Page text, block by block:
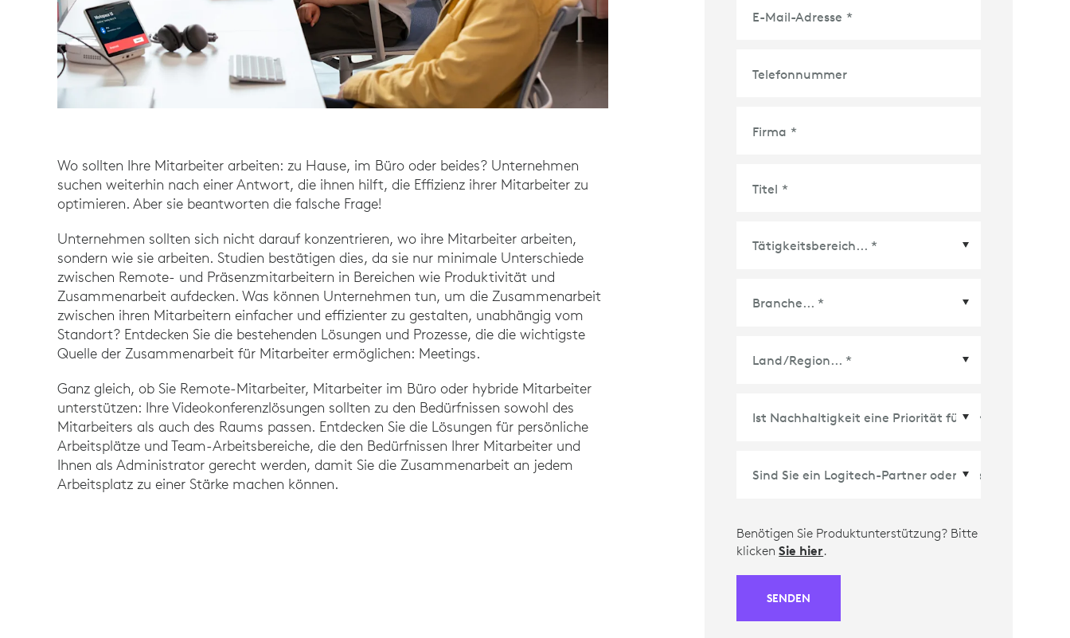
Wo sollten Ihre Mitarbeiter arbeiten: zu Hause, im Büro oder beides? Unternehmen
suchen weiterhin nach einer Antwort, die ihnen hilft, die Effizienz ihrer Mitarbeiter zu
optimieren. Aber sie beantworten die falsche Frage!
Unternehmen sollten sich nicht darauf konzentrieren, wo ihre Mitarbeiter arbeiten,
sondern wie sie arbeiten. Studien bestätigen dies, da sie nur minimale Unterschiede
zwischen Remote- und Präsenzmitarbeitern in Bereichen wie Produktivität und
Zusammenarbeit aufdecken. Was können Unternehmen tun, um die Zusammenarbeit
zwischen ihren Mitarbeitern einfacher und effizienter zu gestalten, unabhängig vom
Standort? Entdecken Sie die bestehenden Lösungen und Prozesse, die die wichtigste
Quelle der Zusammenarbeit für Mitarbeiter ermöglichen: Meetings.
Ganz gleich, ob Sie Remote-Mitarbeiter, Mitarbeiter im Büro oder hybride Mitarbeiter
unterstützen: Ihre Videokonferenzlösungen sollten zu den Bedürfnissen sowohl des
Mitarbeiters als auch des Raums passen. Entdecken Sie die Lösungen für persönliche
Arbeitsplätze und Team-Arbeitsbereiche, die den Bedürfnissen Ihrer Mitarbeiter und
Ihnen als Administrator gerecht werden, damit Sie die Zusammenarbeit an jedem
Arbeitsplatz zu einer Stärke machen können.
E-Mail-Adresse *
Telefonnummer
Firma *
Titel *
Land/Region *
Benötigen Sie Produktunterstützung? Bitte
klickenSie hier.
SENDEN